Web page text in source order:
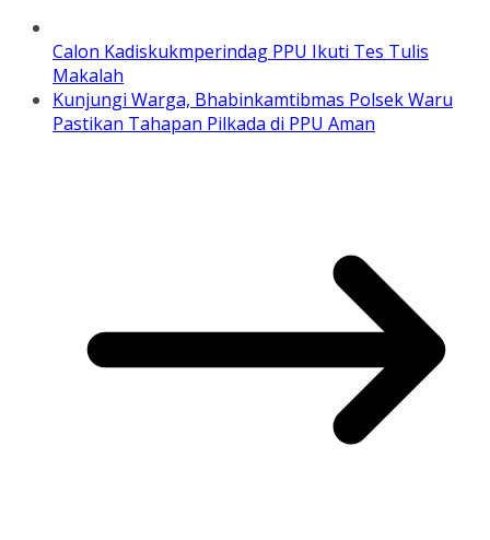
Calon Kadiskukmperindag PPU Ikuti Tes Tulis
Makalah
Kunjungi Warga, Bhabinkamtibmas Polsek Waru
Pastikan Tahapan Pilkada di PPU Aman